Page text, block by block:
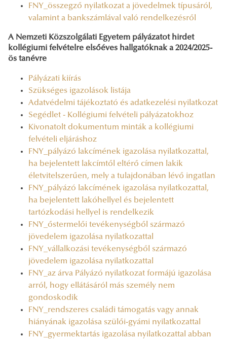
FNY_összegző nyilatkozat a jövedelmek típusáról,
valamint a bankszámlával való rendelkezésről
A Nemzeti Közszolgálati Egyetem pályázatot hirdet
kollégiumi felvételre elsőéves hallgatóknak a 2024/2025-
ös tanévre
Pályázati kiírás
Szükséges igazolások listája
Adatvédelmi tájékoztató és adatkezelési nyilatkozat
Segédlet - Kollégiumi felvételi pályázatokhoz
Kivonatolt dokumentum minták a kollégiumi
felvételi eljáráshoz
FNY_pályázó lakcímének igazolása nyilatkozattal,
ha bejelentett lakcímtől eltérő címen lakik
életvitelszerűen, mely a tulajdonában lévő ingatlan
FNY_pályázó lakcímének igazolása nyilatkozattal,
ha bejelentett lakóhellyel és bejelentett
tartózkodási hellyel is rendelkezik
FNY_őstermelői tevékenységből származó
jövedelem igazolása nyilatkozattal
FNY_vállalkozási tevékenységből származó
jövedelem igazolása nyilatkozattal
FNY_az árva Pályázó nyilatkozat formájú igazolása
arról, hogy ellátásáról más személy nem
gondoskodik
FNY_rendszeres családi támogatás vagy annak
hiányának igazolása szülői-gyámi nyilatkozattal
FNY_gyermektartás igazolása nyilatkozattal abban